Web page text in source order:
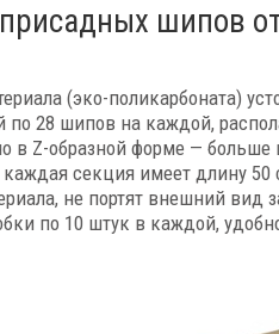
шипов от
(эко-поликарбоната)
по 28 шипов на каждой,
в Z-образной форме —
секция имеет длину 50
не портят внешний вид
по 10 штук в каждой,